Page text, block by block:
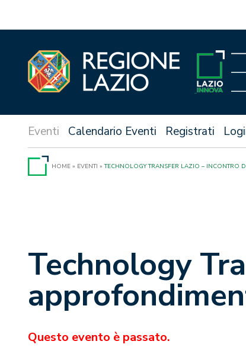
Calendario Eventi Registrati
HOME » EVENTI »TECHNOLOGY TRANSFER LAZIO – INCONTRO
Technology
Questo evento è passato.